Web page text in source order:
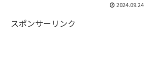
2024.09.24
スポンサーリンク